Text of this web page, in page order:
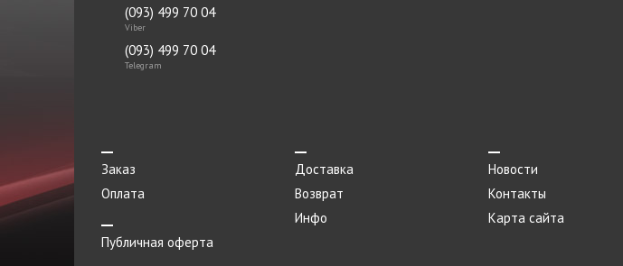
(093) 499 70 04
Viber
(093) 499 70 04
Telegram
Заказ
Оплата
Доставка
Возврат
Инфо
Новости
Контакты
Карта сайта
Публичная оферта